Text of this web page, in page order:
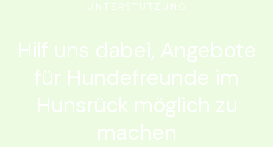
UNTERSTÜTZUNG
Hilf uns dabei, Angebote
für Hundefreunde im
Hunsrück möglich zu
machen